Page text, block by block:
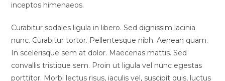
inceptos himenaeos.
Curabitur sodales ligula in libero. Sed dignissim lacinia
nunc. Curabitur tortor. Pellentesque nibh. Aenean quam.
In scelerisque sem at dolor. Maecenas mattis. Sed
convallis tristique sem. Proin ut ligula vel nunc egestas
porttitor. Morbi lectus risus, iaculis vel, suscipit quis, luctus